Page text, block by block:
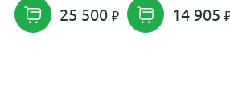
25 500 14 905